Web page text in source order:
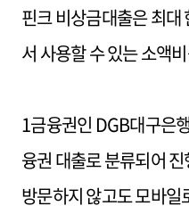
핀크 비상금대출은 최
서 사용할 수 있는 소액
1금융권인 DGB대구은
융권 대출로 분류되어
방문하지 않고도 모바일